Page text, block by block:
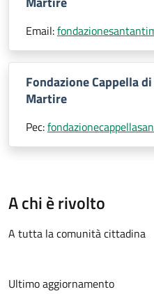
Email:
Fondazione Cappella
Martire
Pec:
A chi è rivolto
A tutta la comunità cittadina
Ultimo aggiornamento